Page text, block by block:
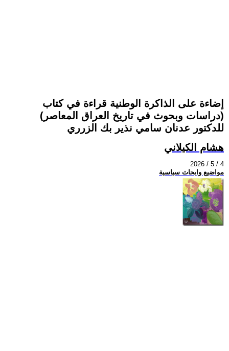
إضاءة على الذاكرة الوطنية قراءة في كتاب
(دراسات وبحوث في تاريخ العراق المعاصر)
للدكتور عدنان سامي نذير بك الزرري
هشام الكيلاني
2026 / 5 / 4
مواضيع وابحاث سياسية